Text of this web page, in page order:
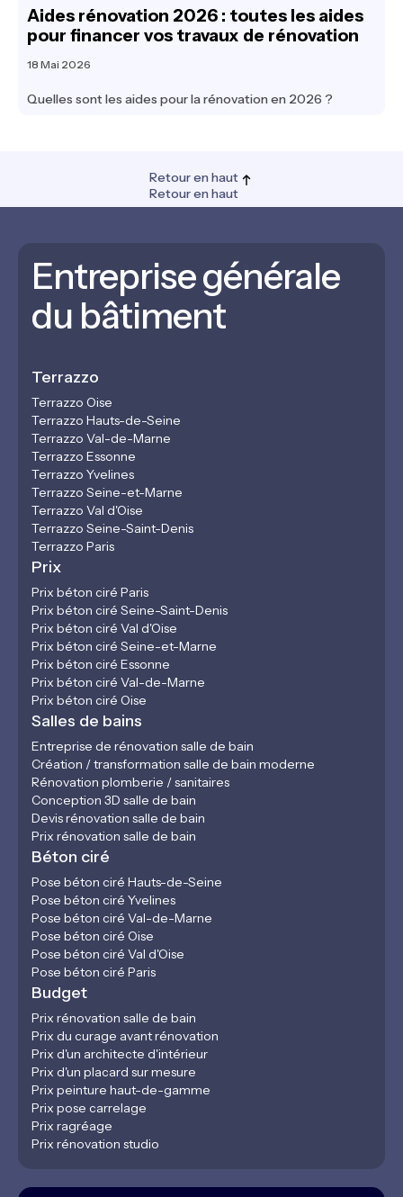
Aides rénovation 2026 : toutes les aides
pour financer vos travaux de rénovation
18 Mai 2026
Quelles sont les aides pour la rénovation en 2026 ?
Retour en haut
Retour en haut
Entreprise générale
du bâtiment
Terrazzo
Terrazzo Oise
Terrazzo Hauts-de-Seine
Terrazzo Val-de-Marne
Terrazzo Essonne
Terrazzo Yvelines
Terrazzo Seine-et-Marne
Terrazzo Val d'Oise
Terrazzo Seine-Saint-Denis
Terrazzo Paris
Prix
Prix béton ciré Paris
Prix béton ciré Seine-Saint-Denis
Prix béton ciré Val d'Oise
Prix béton ciré Seine-et-Marne
Prix béton ciré Essonne
Prix béton ciré Val-de-Marne
Prix béton ciré Oise
Salles de bains
Entreprise de rénovation salle de bain
Création / transformation salle de bain moderne
Rénovation plomberie / sanitaires
Conception 3D salle de bain
Devis rénovation salle de bain
Prix rénovation salle de bain
Béton ciré
Pose béton ciré Hauts-de-Seine
Pose béton ciré Yvelines
Pose béton ciré Val-de-Marne
Pose béton ciré Oise
Pose béton ciré Val d'Oise
Pose béton ciré Paris
Budget
Prix rénovation salle de bain
Prix du curage avant rénovation
Prix d'un architecte d'intérieur
Prix d'un placard sur mesure
Prix peinture haut-de-gamme
Prix pose carrelage
Prix ragréage
Prix rénovation studio